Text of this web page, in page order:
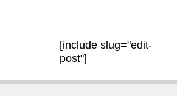
[include slug="edit-
post"]